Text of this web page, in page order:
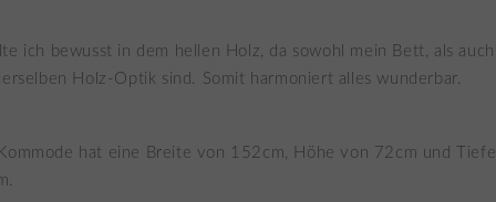
ich bewusst in dem hellen Holz, da sowohl mein Bett, als
Holz-Optik sind. Somit harmoniert alles wunderbar.
hat eine Breite von 152cm, Höhe von 72cm und